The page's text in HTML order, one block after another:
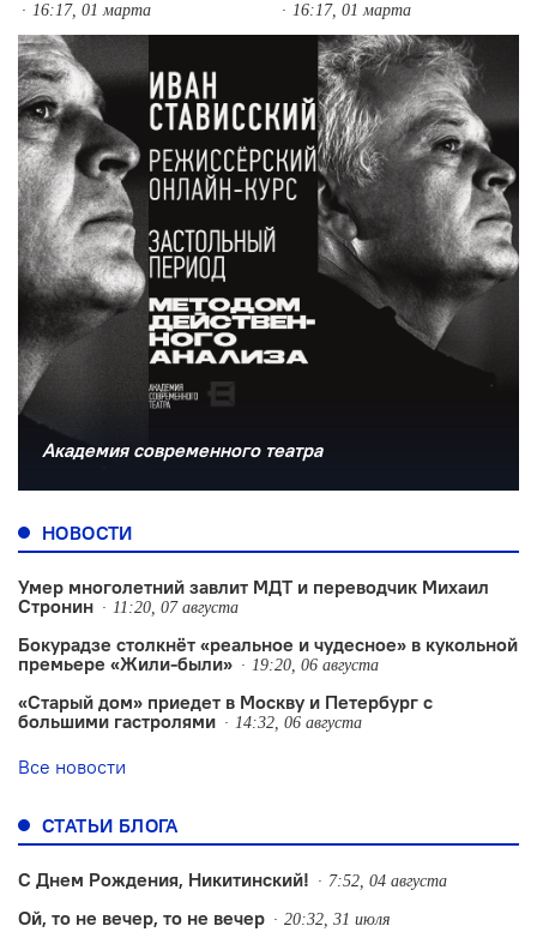
16:17, 01 марта 16:17, 01 марта
Академия современного театра
НОВОСТИ
Умер многолетний завлит МДТ и переводчик Михаил
Стронин
11:20, 07 августа
Бокурадзе столкнëт «реальное и чудесное» в кукольной
премьере «Жили-были»
19:20, 06 августа
«Старый дом» приедет в Москву и Петербург с
большими гастролями
14:32, 06 августа
Все новости
СТАТЬИ БЛОГА
С Днем Рождения, Никитинский! 7:52, 04 августа
Ой, то не вечер, то не вечер 20:32, 31 июля